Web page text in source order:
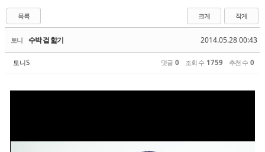
목록 크게 작게
토니 2014.05.28 00:43
수박 겉 핥기
토니S 댓글 0 조회 수 1759 추천 수 0